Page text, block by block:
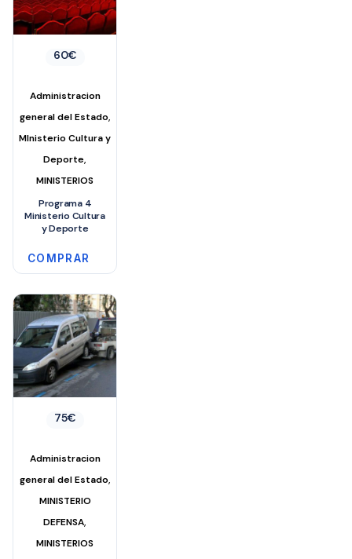
60€
Administracion
general del Estado,
MInisterio Cultura y
Deporte,
MINISTERIOS
Programa 4
Ministerio Cultura
y Deporte
COMPRAR
75€
Administracion
general del Estado,
MINISTERIO
DEFENSA,
MINISTERIOS